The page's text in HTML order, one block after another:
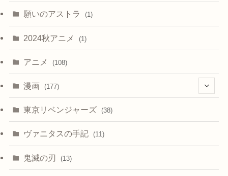
願いのアストラ (1)
2024秋アニメ (1)
アニメ (108)
漫画 (177)
(4)
東京リベンジャーズ (38)
ヴァニタスの手記 (11)
鬼滅の刃 (13)